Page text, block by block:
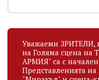
Уважаеми ЗРИТЕЛИ,
на Голяма сцена на
АРМИЯ" са с начален
Представленията